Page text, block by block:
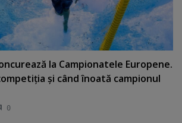
la Campionatele Europene.
şi când înoată campionul
0